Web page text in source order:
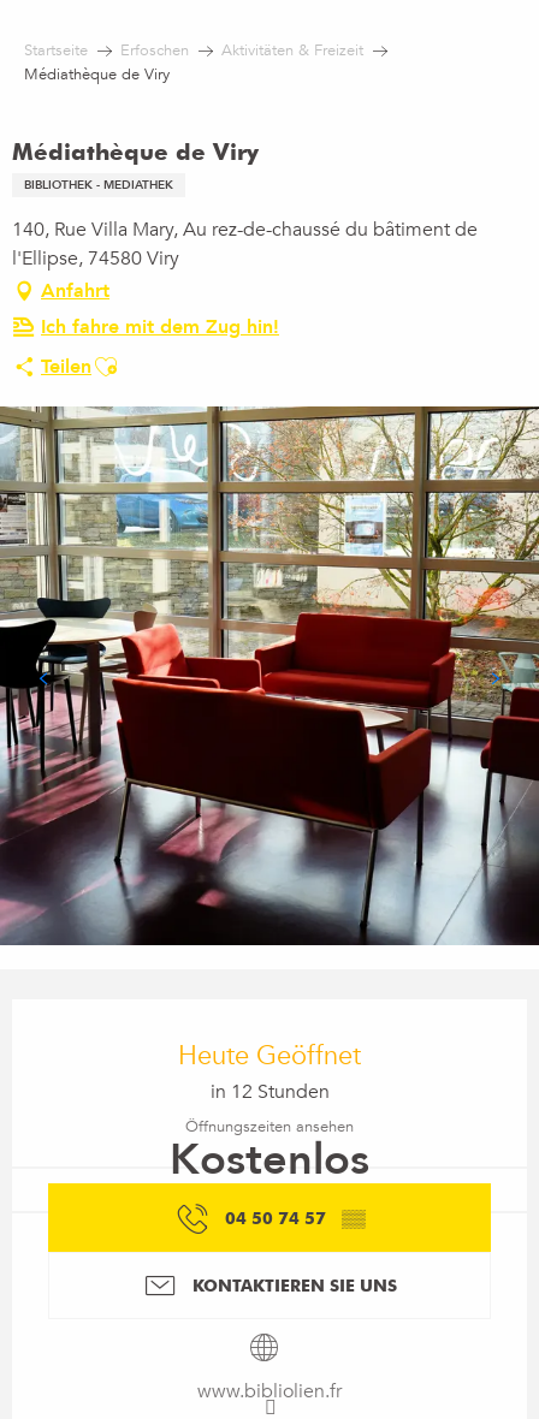
contenu
Startseite Erfoschen
Aktivitäten & Freizeit
Médiathèque de Viry
Médiathèque de Viry
BIBLIOTHEK - MEDIATHEK
140, Rue Villa Mary, Au rez-de-chaussé du bâtiment de
l'Ellipse, 74580 Viry
Anfahrt
Ich fahre mit dem Zug hin!
TeilenAjouter aux favoris
Heute Geöffnet
in 12 Stunden
Öffnungszeiten ansehen
Kostenlos
04 50 74 57 ▒▒
KONTAKTIEREN SIE UNS
www.bibliolien.fr